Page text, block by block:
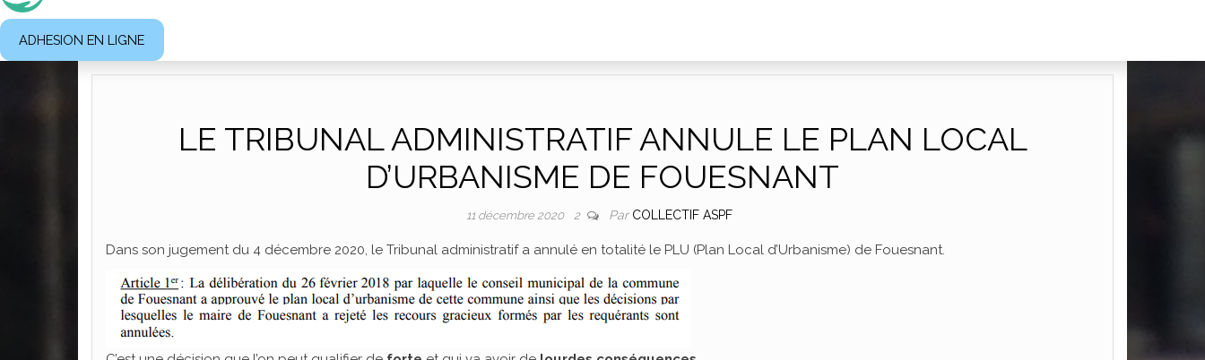
ADHESION EN LIGNE
LE TRIBUNAL ADMINISTRATIF ANNULE LE PLAN LOCAL
D’URBANISME DE FOUESNANT
11 décembre 2020 2 Par COLLECTIF ASPF
Dans son jugement du 4 décembre 2020, le Tribunal administratif a annulé en totalité le PLU (Plan Local d’Urbanisme) de Fouesnant.